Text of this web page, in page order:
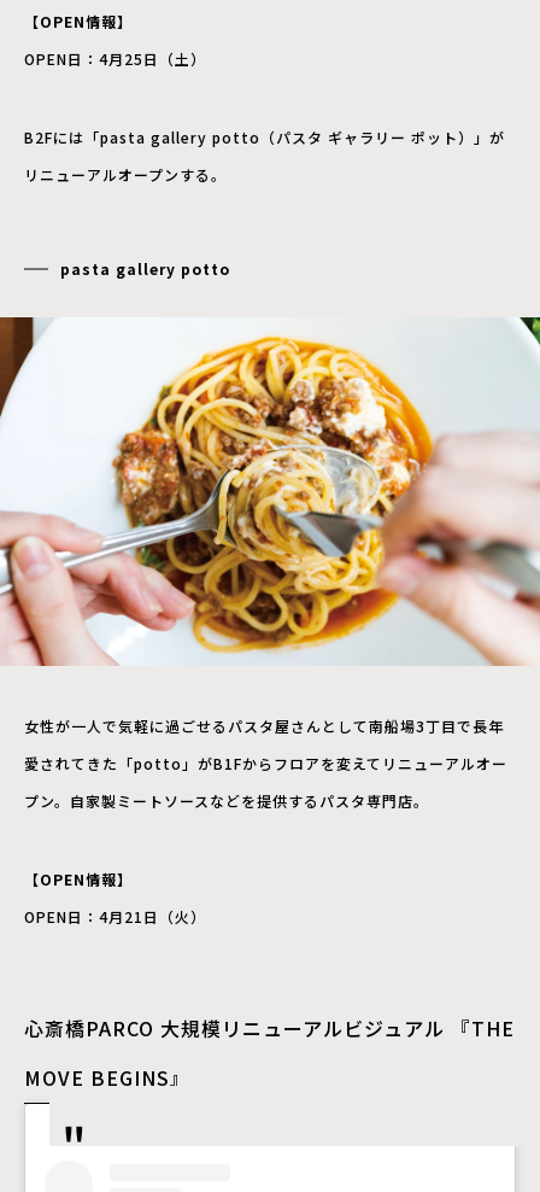
【OPEN情報】
OPEN日：4月25日（土）
B2Fには「pasta gallery potto（パスタ ギャラリー ポット）」が
リニューアルオープンする。
pasta gallery potto
女性が一人で気軽に過ごせるパスタ屋さんとして南船場3丁目で長年
愛されてきた「potto」がB1Fからフロアを変えてリニューアルオー
プン。自家製ミートソースなどを提供するパスタ専門店。
【OPEN情報】
OPEN日：4月21日（火）
心斎橋PARCO 大規模リニューアルビジュアル 『THE
MOVE BEGINS』